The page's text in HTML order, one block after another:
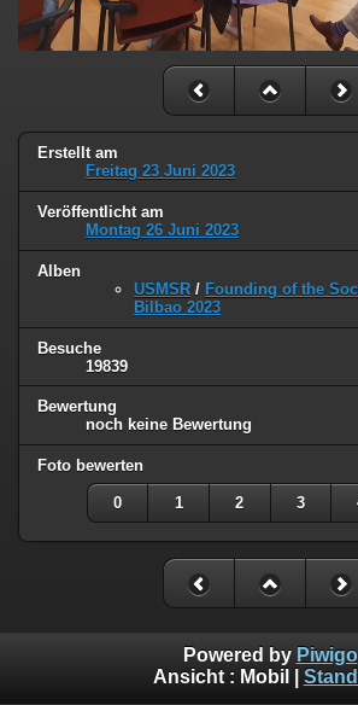
Erstellt am
Freitag 23 Juni 2023
Veröffentlicht am
Montag 26 Juni 2023
Alben
USMSR / Founding of the
Bilbao 2023
Besuche
19839
Bewertung
noch keine Bewertung
Foto bewerten
0 1 2 3
Powered by Piwigo
Ansicht : Mobil